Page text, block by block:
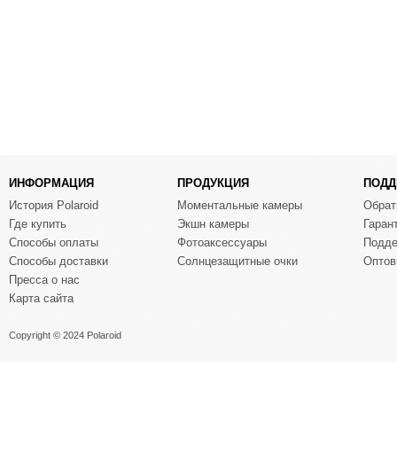
ИНФОРМАЦИЯ
История Polaroid
Где купить
Способы оплаты
Способы доставки
Пресса о нас
Карта сайта
ПРОДУКЦИЯ
Моментальные камеры
Экшн камеры
Фотоаксессуары
Солнцезащитные очки
Copyright © 2024 Polaroid